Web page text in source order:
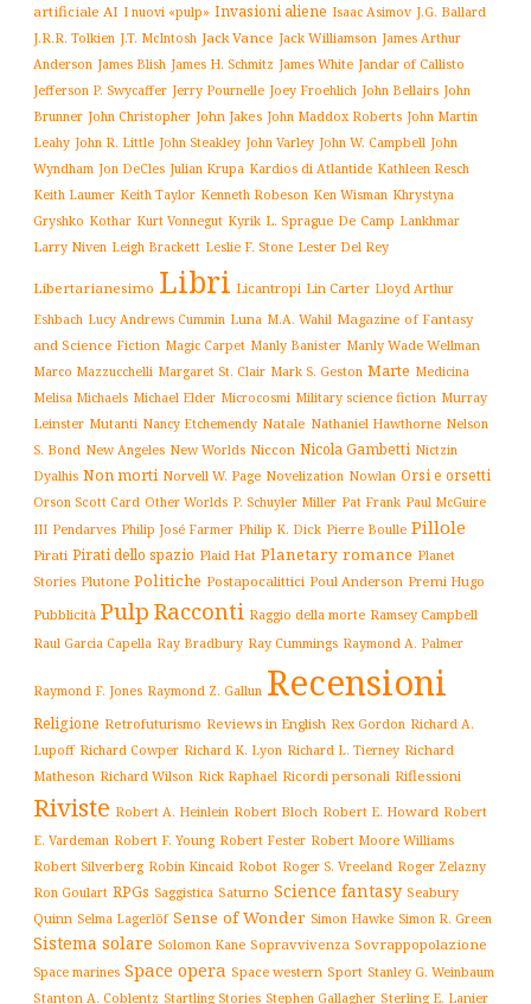
artificiale AI I nuovi «pulp» Invasioni aliene Isaac Asimov J.G. Ballard
J.R.R. Tolkien J.T. McIntosh Jack Vance Jack Williamson James Arthur
Anderson James Blish James H. Schmitz James White Jandar of Callisto
Jefferson P. Swycaffer Jerry Pournelle Joey Froehlich John Bellairs John
Brunner John Christopher John Jakes John Maddox Roberts John Martin
Leahy John R. Little John Steakley John Varley John W. Campbell John
Wyndham Jon DeCles Julian Krupa Kardios di Atlantide Kathleen Resch
Keith Laumer Keith Taylor Kenneth Robeson Ken Wisman Khrystyna
Gryshko Kothar Kurt Vonnegut Kyrik L. Sprague De Camp Lankhmar
Larry Niven Leigh Brackett Leslie F. Stone Lester Del Rey
Libertarianesimo Libri Licantropi Lin Carter Lloyd Arthur
Eshbach Lucy Andrews Cummin Luna M.A. Wahil Magazine of Fantasy
and Science Fiction Magic Carpet Manly Banister Manly Wade Wellman
Marco Mazzucchelli Margaret St. Clair Mark S. Geston Marte Medicina
Melisa Michaels Michael Elder Microcosmi Military science fiction Murray
Leinster Mutanti Nancy Etchemendy Natale Nathaniel Hawthorne Nelson
S. Bond New Angeles New Worlds Niccon Nicola Gambetti Nictzin
Dyalhis Non morti Norvell W. Page Novelization Nowlan Orsi e orsetti
Orson Scott Card Other Worlds P. Schuyler Miller Pat Frank Paul McGuire
III Pendarves Philip José Farmer Philip K. Dick Pierre Boulle Pillole
Pirati Pirati dello spazio Plaid Hat Planetary romance Planet
Stories Plutone Politiche Postapocalittici Poul Anderson Premi Hugo
Pubblicità Pulp Racconti Raggio della morte Ramsey Campbell
Raul Garcia Capella Ray Bradbury Ray Cummings Raymond A. Palmer
Raymond F. Jones Raymond Z. Gallun Recensioni
Religione Retrofuturismo Reviews in English Rex Gordon Richard A.
Lupoff Richard Cowper Richard K. Lyon Richard L. Tierney Richard
Matheson Richard Wilson Rick Raphael Ricordi personali Riflessioni
Riviste Robert A. Heinlein Robert Bloch Robert E. Howard Robert
E. Vardeman Robert F. Young Robert Fester Robert Moore Williams
Robert Silverberg Robin Kincaid Robot Roger S. Vreeland Roger Zelazny
Ron Goulart RPGs Saggistica Saturno Science fantasy Seabury
Quinn Selma Lagerlöf Sense of Wonder Simon Hawke Simon R. Green
Sistema solare Solomon Kane Sopravvivenza Sovrappopolazione
Space marines Space opera Space western Sport Stanley G. Weinbaum
Stanton A. Coblentz Startling Stories Stephen Gallagher Sterling E. Lanier